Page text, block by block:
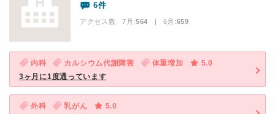
6件
アクセス数 7月:564 | 6月:659
内科 カルシウム代謝障害 体重増加
5.0
3ヶ月に1度通っています
外科 乳がん
5.0